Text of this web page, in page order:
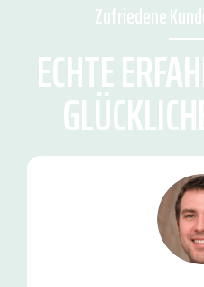
Zufriedene
ECHTE